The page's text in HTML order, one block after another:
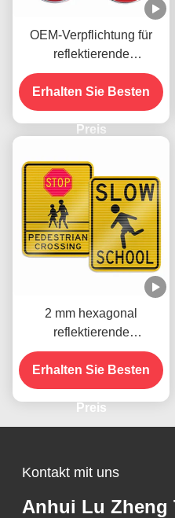
OEM-Verpflichtung für
reflektierende
Verkehrsschilder
Geschwindigkeitsbegrenz
ung für die
Straßenverkehrssicherhei
Erhalten Sie Besten
Preis
2 mm hexagonal
reflektierende
Verkehrsschilder
Straßenverkehrssicherhei
t Pflichtzeichen
Erhalten Sie Besten
Preis
Kontakt mit uns
Anhui Lu Zheng